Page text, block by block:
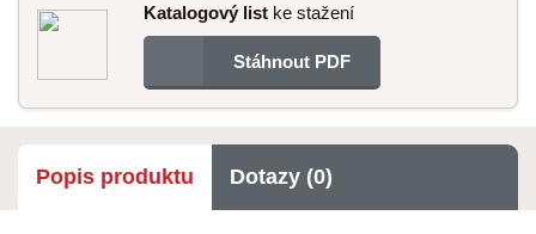
Katalogový list ke stažení
Stáhnout PDF
Popis produktu Dotazy (0)